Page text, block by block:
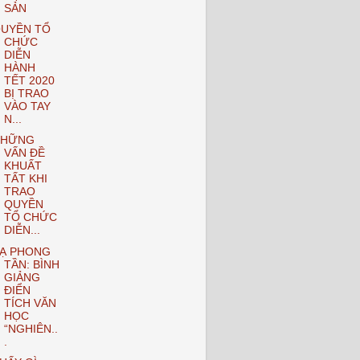
SẢN
TỔ
CHỨC
DIỄN
HÀNH
TẾT 2020
BỊ TRAO
VÀO TAY
N...
VẤN ĐỀ
KHUẤT
TẤT KHI
TRAO
QUYỀN
TỔ CHỨC
DIỄN...
PHONG
TẦN: BÌNH
GIẢNG
ĐIỂN
TÍCH VĂN
HỌC
“NGHIÊN..